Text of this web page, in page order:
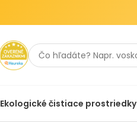
Ekologické čistiace prostriedky